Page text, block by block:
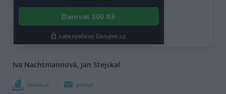
Iva Nachtmannová, Jan Stejskal
tisknout poslat